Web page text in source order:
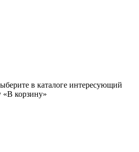
в каталоге интересующий
«В корзину»